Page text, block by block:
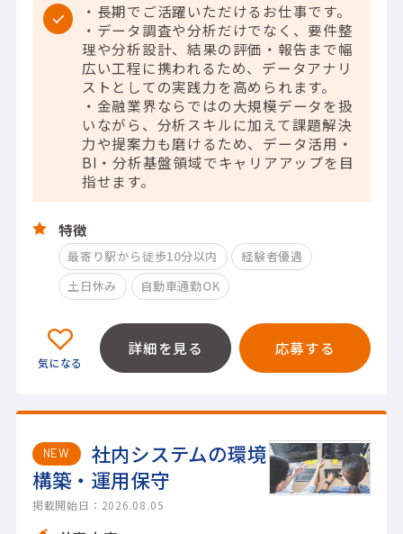
・長期でご活躍いただけるお仕事です。
・データ調査や分析だけでなく、要件整
理や分析設計、結果の評価・報告まで幅
広い工程に携われるため、データアナリ
ストとしての実践力を高められます。
・金融業界ならではの大規模データを扱
いながら、分析スキルに加えて課題解決
力や提案力も磨けるため、データ活用・
BI・分析基盤領域でキャリアアップを目
指せます。
特徴
最寄り駅から徒歩10分以内
経験者優遇
土日休み
自動車通勤OK
詳細を見る 応募する
NEW
社内システムの環境
構築・運用保守
掲載開始日：2026.08.05